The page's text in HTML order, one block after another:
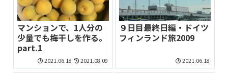
マンションで、1人分の
少量でも梅干しを作る。
part.1
2021.06.18 2021.08.09
９日目最終日編・ドイツ
フィンランド旅2009
2021.06.18